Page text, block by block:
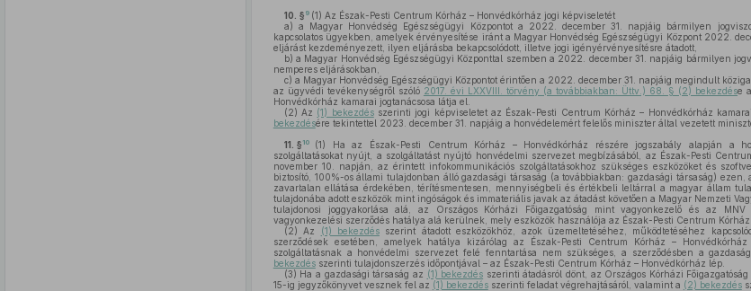
10. § 9 (1) Az Észak-Pesti Centrum Kórház – Honvédkórház jogi képviseletét
a) a Magyar Honvédség Egészségügyi Központot a 2022. december 31. napjáig bármilyen
kapcsolatos ügyekben, amelyek érvényesítése iránt a Magyar Honvédség Egészségügyi Központ 2022.
eljárást kezdeményezett, ilyen eljárásba bekapcsolódott, illetve jogi igényérvényesítésre átadott,
b) a Magyar Honvédség Egészségügyi Központtal szemben a 2022. december 31. napjáig bármilyen
nemperes eljárásokban,
c) a Magyar Honvédség Egészségügyi Központot érintően a 2022. december 31. napjáig megindult
az ügyvédi tevékenységről szóló 2017. évi LXXVIII. törvény (a továbbiakban: Üttv.) 68. § (2) bekezdése
Honvédkórház kamarai jogtanácsosa látja el.
(2) Az (1) bekezdésszerinti jogi képviseletet az Észak-Pesti Centrum Kórház – Honvédkórház
bekezdésére tekintettel 2023. december 31. napjáig a honvédelemért felelős miniszter által vezetett
11. § 10 (1)
Ha az Észak-Pesti Centrum Kórház – Honvédkórház részére jogszabály alapján a
szolgáltatásokat nyújt, a szolgáltatást nyújtó honvédelmi szervezet megbízásából, az Észak-Pesti
november 10. napján, az érintett infokommunikációs szolgáltatásokhoz szükséges eszközöket és
biztosító, 100%-os állami tulajdonban álló gazdasági társaság (a továbbiakban: gazdasági társaság)
zavartalan ellátása érdekében, térítésmentesen, mennyiségbeli és értékbeli leltárral a magyar állam
tulajdonába adott eszközök mint ingóságok és immateriális javak az átadást követően a Magyar Nemzeti
tulajdonosi joggyakorlása alá, az Országos Kórházi Főigazgatóság mint vagyonkezelő és az
vagyonkezelési szerződés hatálya alá kerülnek, mely eszközök használója az Észak-Pesti Centrum Kórház
(2) Az (1) bekezdésszerint átadott eszközökhöz, azok üzemeltetéséhez, működtetéséhez
szerződések esetében, amelyek hatálya kizárólag az Észak-Pesti Centrum Kórház –
szolgáltatásnak a honvédelmi szervezet felé fenntartása nem szükséges, a szerződésben a
bekezdésszerinti tulajdonszerzés időpontjával – az Észak-Pesti Centrum Kórház – Honvédkórház lép.
(3) Ha a gazdasági társaság az (1) bekezdés szerinti átadásról dönt, az Országos Kórházi
15-ig jegyzőkönyvet vesznek fel az (1) bekezdésszerinti feladat végrehajtásáról, valamint a (2) bekezdés